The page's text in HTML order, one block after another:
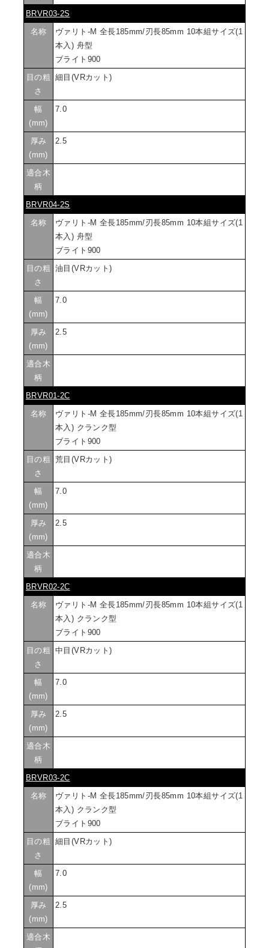
BRVR03-2S
名称
ヴァリト-M 全長185mm/刃長85mm 10本組サイズ(1
本入) 舟型
ブライト900
目の粗
さ
細目(VRカット)
幅
(mm)
7.0
厚み
(mm)
2.5
適合木
柄
BRVR04-2S
名称
ヴァリト-M 全長185mm/刃長85mm 10本組サイズ(1
本入) 舟型
ブライト900
目の粗
さ
油目(VRカット)
幅
(mm)
7.0
厚み
(mm)
2.5
適合木
柄
BRVR01-2C
名称
ヴァリト-M 全長185mm/刃長85mm 10本組サイズ(1
本入) クランク型
ブライト900
目の粗
さ
荒目(VRカット)
幅
(mm)
7.0
厚み
(mm)
2.5
適合木
柄
BRVR02-2C
名称
ヴァリト-M 全長185mm/刃長85mm 10本組サイズ(1
本入) クランク型
ブライト900
目の粗
さ
中目(VRカット)
幅
(mm)
7.0
厚み
(mm)
2.5
適合木
柄
BRVR03-2C
名称
ヴァリト-M 全長185mm/刃長85mm 10本組サイズ(1
本入) クランク型
ブライト900
目の粗
さ
細目(VRカット)
幅
(mm)
7.0
厚み
(mm)
2.5
適合木